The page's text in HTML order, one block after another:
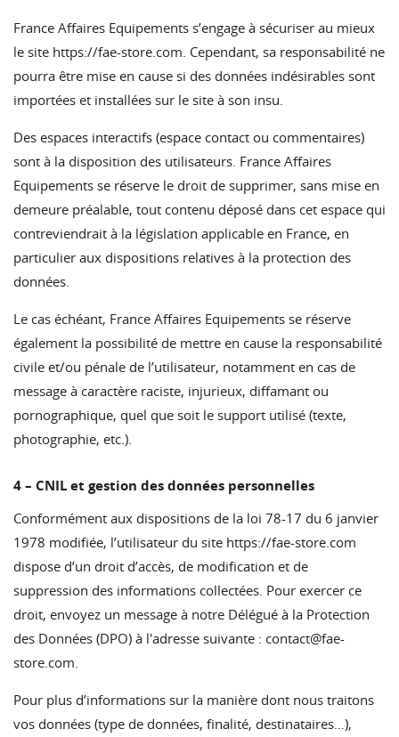
France Affaires Equipements s’engage à sécuriser au mieux
le site https://fae-store.com . Cependant, sa responsabilité ne
pourra être mise en cause si des données indésirables sont
importées et installées sur le site à son insu.
Des espaces interactifs (espace contact ou commentaires)
sont à la disposition des utilisateurs. France Affaires
Equipements se réserve le droit de supprimer, sans mise en
demeure préalable, tout contenu déposé dans cet espace qui
contreviendrait à la législation applicable en France, en
particulier aux dispositions relatives à la protection des
données.
Le cas échéant, France Affaires Equipements se réserve
également la possibilité de mettre en cause la responsabilité
civile et/ou pénale de l’utilisateur, notamment en cas de
message à caractère raciste, injurieux, diffamant ou
pornographique, quel que soit le support utilisé (texte,
photographie, etc.).
4 – CNIL et gestion des données personnelles
Conformément aux dispositions de la loi 78-17 du 6 janvier
1978 modifiée, l’utilisateur du site https://fae-store.com
dispose d’un droit d’accès, de modification et de
suppression des informations collectées. Pour exercer ce
droit, envoyez un message à notre Délégué à la Protection
des Données (DPO) à l'adresse suivante : contact@fae-
store.com
Pour plus d’informations sur la manière dont nous traitons
vos données (type de données, finalité, destinataires…),